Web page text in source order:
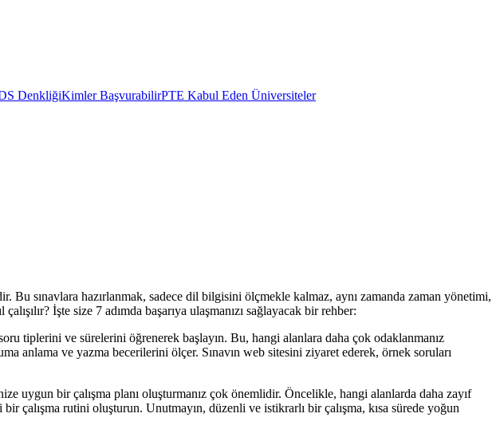
DenkliğiKimler BaşvurabilirPTE Kabul Eden Üniversiteler
Bu sınavlara hazırlanmak, sadece dil bilgisini ölçmekle kalmaz, aynı zamanda zaman yönetimi,
İşte size 7 adımda başarıya ulaşmanızı sağlayacak bir rehber:
tiplerini ve sürelerini öğrenerek başlayın. Bu, hangi alanlara daha çok odaklanmanız
anlama ve yazma becerilerini ölçer. Sınavın web sitesini ziyaret ederek, örnek soruları
uygun bir çalışma planı oluşturmanız çok önemlidir. Öncelikle, hangi alanlarda daha zayıf
çalışma rutini oluşturun. Unutmayın, düzenli ve istikrarlı bir çalışma, kısa sürede yoğun